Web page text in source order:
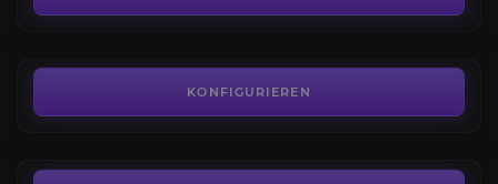
KONFIGURIEREN
Die Mag'har